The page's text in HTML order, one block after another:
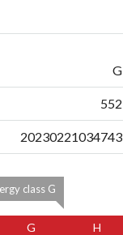
G
552
20230221034743
class G
G H